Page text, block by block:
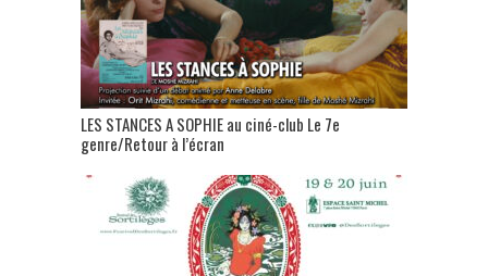
LES STANCES A SOPHIE au ciné-club Le 7e
genre/Retour à l’écran